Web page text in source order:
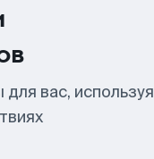
вас, используя